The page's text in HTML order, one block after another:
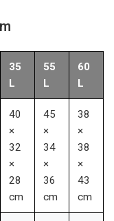
35
L
55
L
60
L
40
×
32
×
28
cm
45
×
34
×
36
cm
38
×
38
×
43
cm